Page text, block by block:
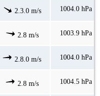
2.3.0 m/s 1004.0 hPa
2.8 m/s 1003.9 hPa
2.8.0 m/s 1004.0 hPa
2.8 m/s 1004.5 hPa